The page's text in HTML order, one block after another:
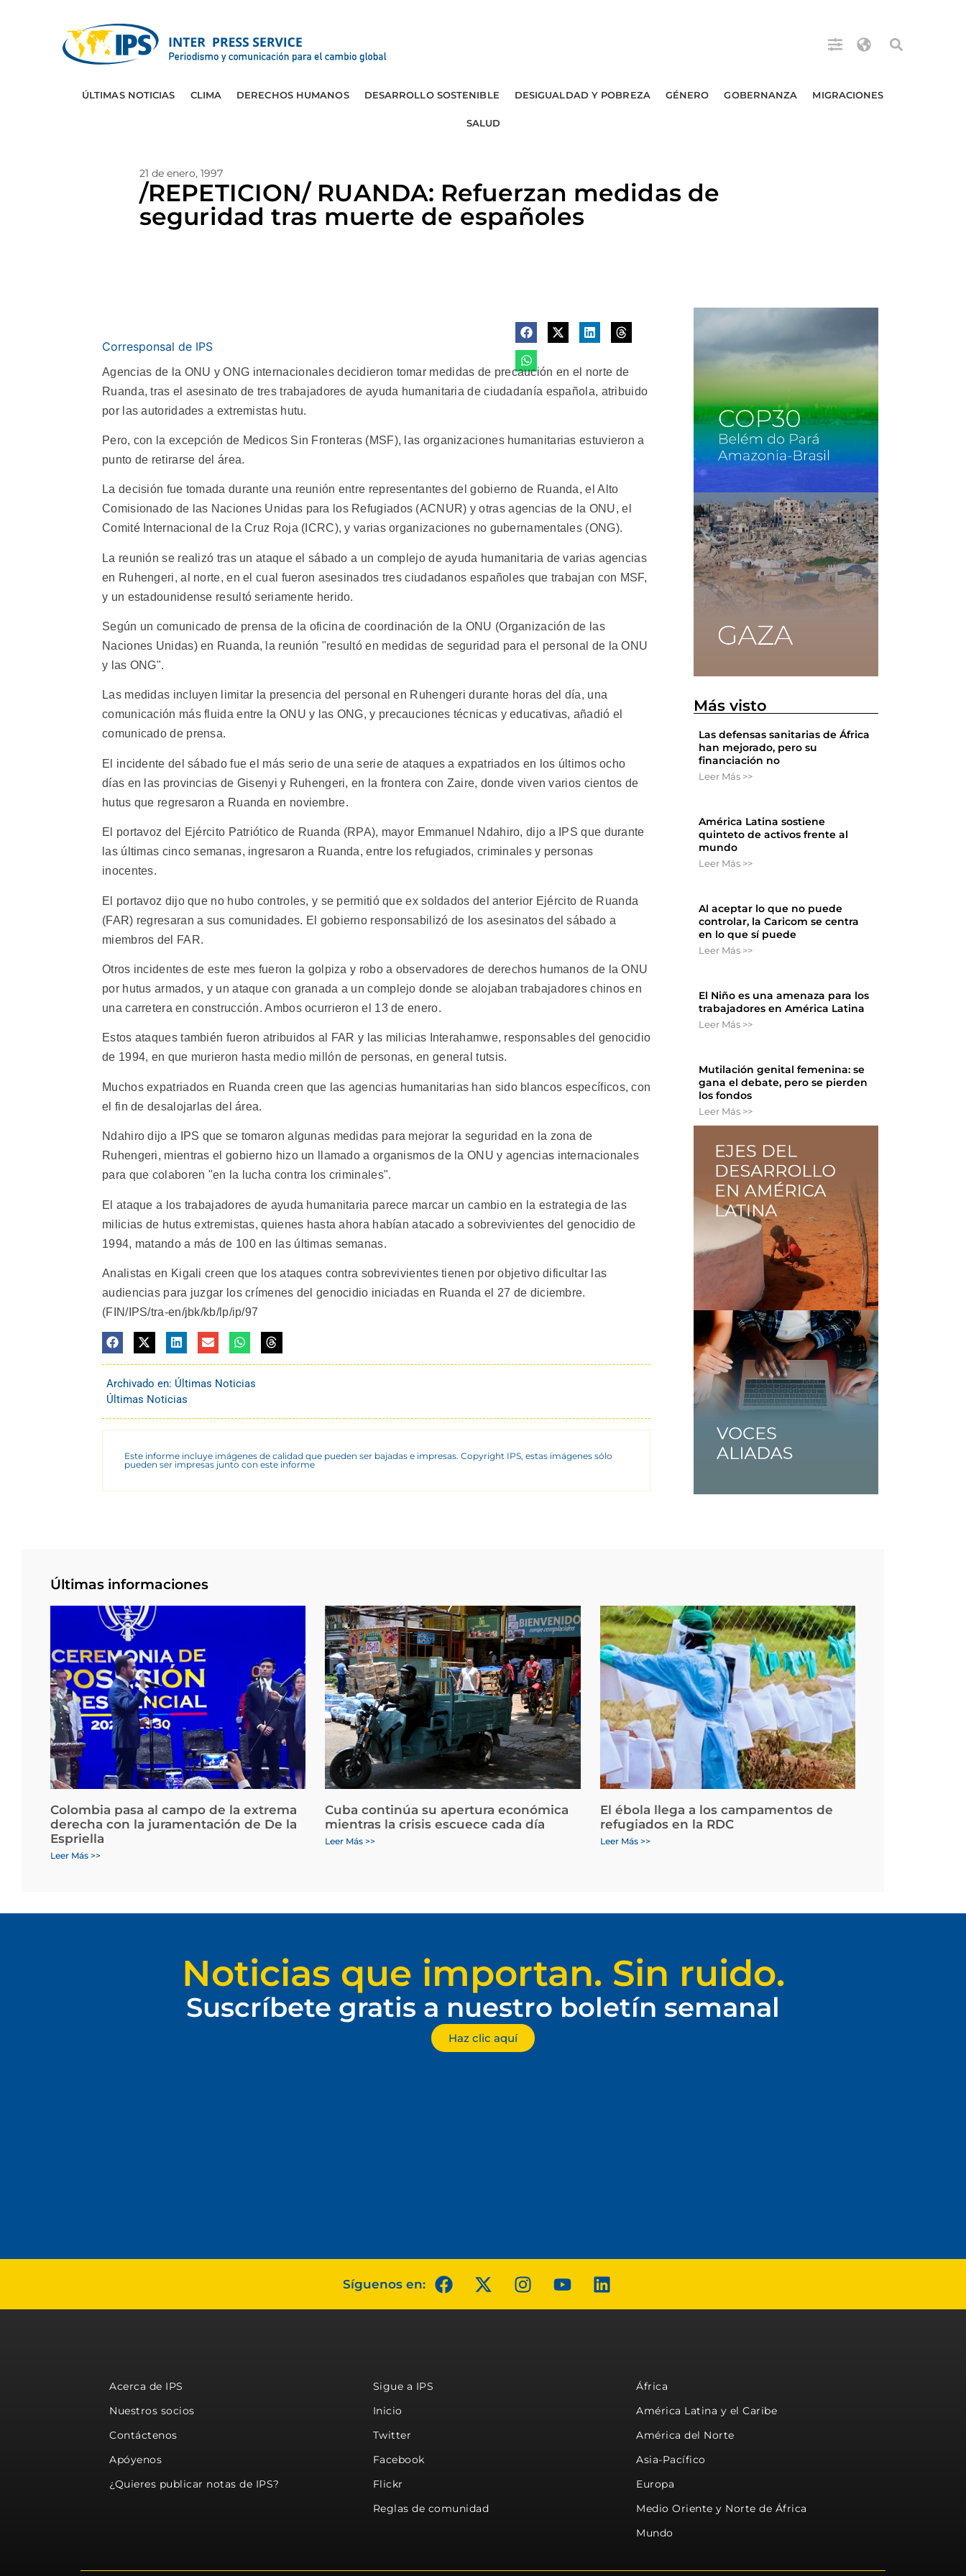
ÚLTIMAS NOTICIAS CLIMA DERECHOS HUMANOS DESARROLLO SOSTENIBLE DESIGUALDAD Y POBREZA GÉNERO GOBERNANZA MIGRACIONES
SALUD
21 de enero, 1997
/REPETICION/ RUANDA: Refuerzan medidas de
seguridad tras muerte de españoles
Corresponsal de IPS
Agencias de la ONU y ONG internacionales decidieron tomar medidas de precaución en el norte de
Ruanda, tras el asesinato de tres trabajadores de ayuda humanitaria de ciudadanía española, atribuido
por las autoridades a extremistas hutu.
Pero, con la excepción de Medicos Sin Fronteras (MSF), las organizaciones humanitarias estuvieron a
punto de retirarse del área.
La decisión fue tomada durante una reunión entre representantes del gobierno de Ruanda, el Alto
Comisionado de las Naciones Unidas para los Refugiados (ACNUR) y otras agencias de la ONU, el
Comité Internacional de la Cruz Roja (ICRC), y varias organizaciones no gubernamentales (ONG).
La reunión se realizó tras un ataque el sábado a un complejo de ayuda humanitaria de varias agencias
en Ruhengeri, al norte, en el cual fueron asesinados tres ciudadanos españoles que trabajan con MSF,
y un estadounidense resultó seriamente herido.
Según un comunicado de prensa de la oficina de coordinación de la ONU (Organización de las
Naciones Unidas) en Ruanda, la reunión "resultó en medidas de seguridad para el personal de la ONU
y las ONG".
Las medidas incluyen limitar la presencia del personal en Ruhengeri durante horas del día, una
comunicación más fluida entre la ONU y las ONG, y precauciones técnicas y educativas, añadió el
comunicado de prensa.
El incidente del sábado fue el más serio de una serie de ataques a expatriados en los últimos ocho
días en las provincias de Gisenyi y Ruhengeri, en la frontera con Zaire, donde viven varios cientos de
hutus que regresaron a Ruanda en noviembre.
El portavoz del Ejército Patriótico de Ruanda (RPA), mayor Emmanuel Ndahiro, dijo a IPS que durante
las últimas cinco semanas, ingresaron a Ruanda, entre los refugiados, criminales y personas
inocentes.
El portavoz dijo que no hubo controles, y se permitió que ex soldados del anterior Ejército de Ruanda
(FAR) regresaran a sus comunidades. El gobierno responsabilizó de los asesinatos del sábado a
miembros del FAR.
Otros incidentes de este mes fueron la golpiza y robo a observadores de derechos humanos de la ONU
por hutus armados, y un ataque con granada a un complejo donde se alojaban trabajadores chinos en
una carretera en construcción. Ambos ocurrieron el 13 de enero.
Estos ataques también fueron atribuidos al FAR y las milicias Interahamwe, responsables del genocidio
de 1994, en que murieron hasta medio millón de personas, en general tutsis.
Muchos expatriados en Ruanda creen que las agencias humanitarias han sido blancos específicos, con
el fin de desalojarlas del área.
Ndahiro dijo a IPS que se tomaron algunas medidas para mejorar la seguridad en la zona de
Ruhengeri, mientras el gobierno hizo un llamado a organismos de la ONU y agencias internacionales
para que colaboren "en la lucha contra los criminales".
El ataque a los trabajadores de ayuda humanitaria parece marcar un cambio en la estrategia de las
milicias de hutus extremistas, quienes hasta ahora habían atacado a sobrevivientes del genocidio de
1994, matando a más de 100 en las últimas semanas.
Analistas en Kigali creen que los ataques contra sobrevivientes tienen por objetivo dificultar las
audiencias para juzgar los crímenes del genocidio iniciadas en Ruanda el 27 de diciembre.
(FIN/IPS/tra-en/jbk/kb/lp/ip/97
Archivado en: Últimas Noticias
Últimas Noticias
Este informe incluye imágenes de calidad que pueden ser bajadas e impresas. Copyright IPS, estas imágenes sólo
pueden ser impresas junto con este informe
Más visto
Las defensas sanitarias de África
han mejorado, pero su
financiación no
Leer Más >>
América Latina sostiene
quinteto de activos frente al
mundo
Leer Más >>
Al aceptar lo que no puede
controlar, la Caricom se centra
en lo que sí puede
Leer Más >>
El Niño es una amenaza para los
trabajadores en América Latina
Leer Más >>
Mutilación genital femenina: se
gana el debate, pero se pierden
los fondos
Leer Más >>
Últimas informaciones
Colombia pasa al campo de la extrema
derecha con la juramentación de De la
Espriella
Leer Más >>
Cuba continúa su apertura económica
mientras la crisis escuece cada día
Leer Más >>
El ébola llega a los campamentos de
refugiados en la RDC
Leer Más >>
Noticias que importan. Sin ruido.
Suscríbete gratis a nuestro boletín semanal
Haz clic aquí
Síguenos en:
Acerca de IPS
Nuestros socios
Contáctenos
Apóyenos
¿Quieres publicar notas de IPS?
Sigue a IPS
Inicio
Twitter
Facebook
Flickr
Reglas de comunidad
África
América Latina y el Caribe
América del Norte
Asia-Pacífico
Europa
Medio Oriente y Norte de África
Mundo